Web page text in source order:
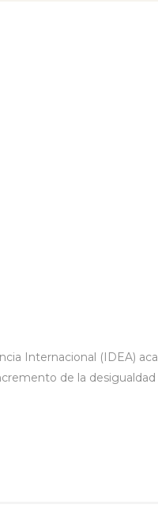
Internacional (IDEA)
de la